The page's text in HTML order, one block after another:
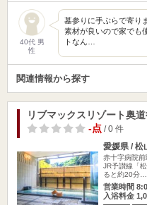
40代 男
性
墓参りに手ぶらで寄り
素材が良いので家でも
トなん…
関連情報から探す
リブマックスリゾート奥
-点/ 0 件
愛媛県 / 松
赤十字病院
JR予讃線「
ると約20分…
営業時間
入浴料金